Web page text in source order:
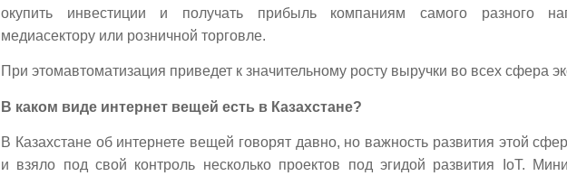
окупить инвестиции и получать прибыль компаниям самого разного
медиасектору или розничной торговле.
При этомавтоматизация приведет к значительному росту выручки во всех сфера
В каком виде интернет вещей есть в Казахстане?
В Казахстане об интернете вещей говорят давно, но важность развития этой
и взяло под свой контроль несколько проектов под эгидой развития IoT.